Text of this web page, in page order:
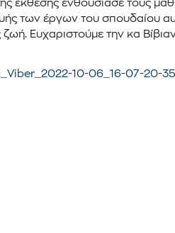
έκθεσης ενθουσίασε τους
των έργων του σπουδαίου
ζωή. Ευχαριστούμε την κα